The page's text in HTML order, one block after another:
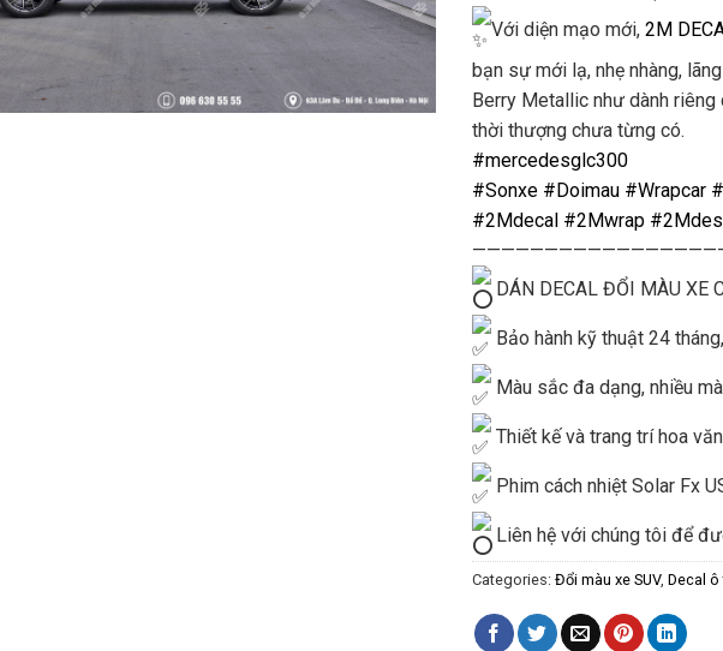
Với diện mạo mới, 2M
bạn sự mới lạ, nhẹ nhàng,
Berry Metallic như dành
thời thượng chưa từng có.
#mercedesglc300
#Sonxe #Doimau #Wrapcar
#2Mdecal #2Mwrap
DÁN DECAL ĐỔI MÀU XE
Bảo hành kỹ thuật 24
Màu sắc đa dạng, nhiều
Thiết kế và trang trí hoa
Phim cách nhiệt Solar Fx
Liên hệ với chúng tôi để
Categories: Đổi màu xe SUV, Decal